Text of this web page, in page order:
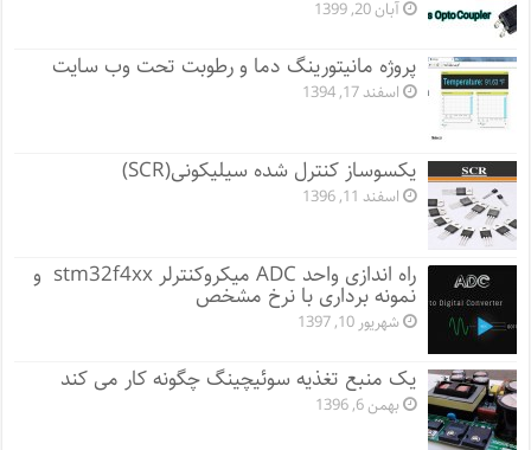
آبان 20, 1399
پروژه مانيتورينگ دما و رطوبت تحت وب سایت
اسفند 17, 1394
یکسوساز کنترل شده سیلیکونی(SCR)
اسفند 11, 1396
راه اندازی واحد ADC میکروکنترلر stm32f4xx و
نمونه برداری با نرخ مشخص
شهریور 10, 1397
یک منبع تغذیه سوئیچینگ چگونه کار می کند
بهمن 6, 1396